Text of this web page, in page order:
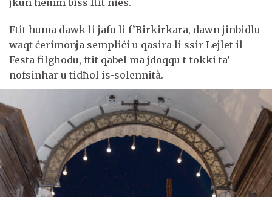
jkun hemm biss ftit nies.
Ftit huma dawk li jafu li f’Birkirkara, dawn jinbidlu
waqt ċerimonja sempliċi u qasira li ssir Lejlet il-
Festa filgħodu, ftit qabel ma jdoqqu t-tokki ta’
nofsinhar u tidħol is-solennità.